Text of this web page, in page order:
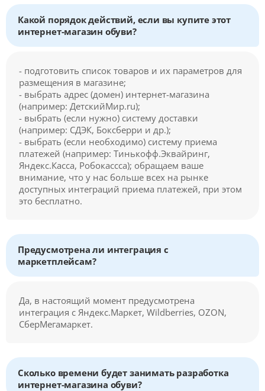
Какой порядок действий, если вы купите этот
интернет-магазин обуви?
- подготовить список товаров и их параметров для
размещения в магазине;
- выбрать адрес (домен) интернет-магазина
(например: ДетскийМир.ru);
- выбрать (если нужно) систему доставки
(например: СДЭК, Боксберри и др.);
- выбрать (если необходимо) систему приема
платежей (например: Тинькофф.Эквайринг,
Яндекс.Касса, Робокассса); обращаем ваше
внимание, что у нас больше всех на рынке
доступных интеграций приема платежей, при этом
это бесплатно.
Предусмотрена ли интеграция с
маркетплейсам?
Да, в настоящий момент предусмотрена
интеграция с Яндекс.Маркет, Wildberries, OZON,
СберМегамаркет.
Сколько времени будет занимать разработка
интернет-магазина обуви?